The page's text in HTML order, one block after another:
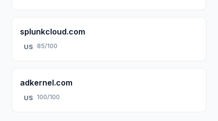
splunkcloud.com
US 85/100
adkernel.com
US 100/100